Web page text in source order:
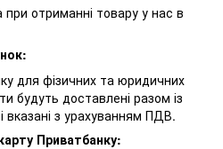
отриманні товару у нас в
для фізичних та юридичних
будуть доставлені разом із
вказані з урахуванням ПДВ.
Приватбанку: